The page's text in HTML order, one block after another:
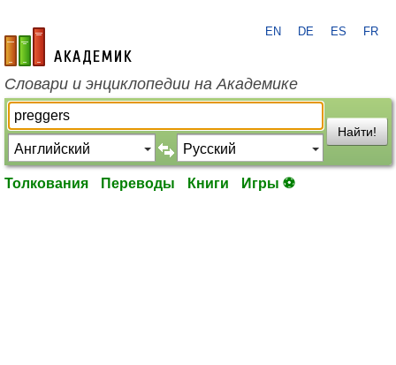
academic.ru
EN DE ES FR
Словари и энциклопедии на Академике
Найти!
Толкования Переводы Книги Игры ⚽